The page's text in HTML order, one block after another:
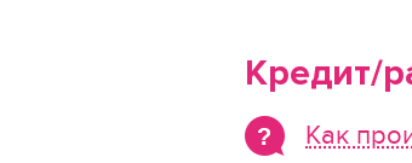
Кредит/
Как